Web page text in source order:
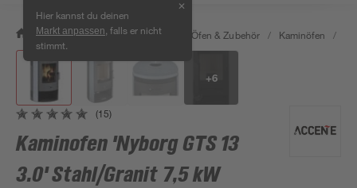
Hier kannst du deinen
Markt anpassen , falls er nicht
stimmt.
✕
/ Bauen & Renovieren / Kamine, Öfen & Zubehör / Kaminöfen /
+6
(15)
Kaminofen 'Nyborg GTS 13
3.0' Stahl/Granit 7,5 kW